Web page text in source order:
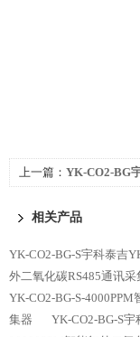
上一篇： YK-CO2-BG
相关产品
YK-CO2-BG-S宇科泰吉
外二氧化碳RS485通讯采
YK-CO2-BG-S-
集器
YK-CO2-BG-S